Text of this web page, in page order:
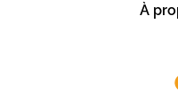
À